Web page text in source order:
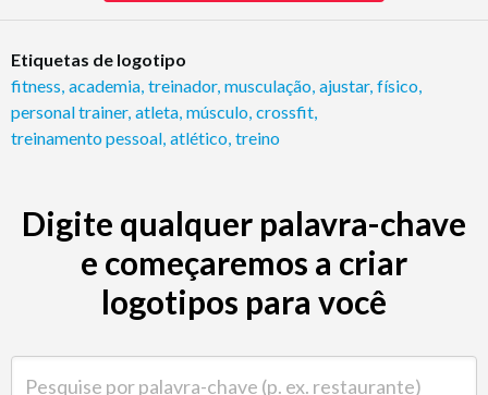
Etiquetas de logotipo
fitness academia treinador, musculação ajustar, físico
personal trainer, atleta músculo crossfit
treinamento pessoal atlético treino
Digite qualquer palavra-chave
e começaremos a criar
logotipos para você